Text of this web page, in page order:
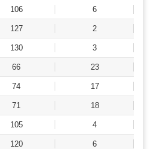
106 6
127 2
130 3
66 23
74 17
71 18
105 4
120 6